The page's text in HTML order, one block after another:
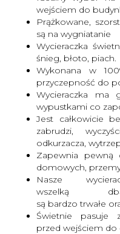
wejściem do
Prążkowane,
są na wygniatanie
Wycieraczka
śnieg, błoto, piach.
Wykonana w
przyczepność do
Wycieraczka ma
wypustkami co
Jest całkowicie
zabrudzi,
odkurzacza,
Zapewnia pewną
domowych,
Nasze
wszelką
są bardzo trwałe
Świetnie pasuje
przed wejściem do